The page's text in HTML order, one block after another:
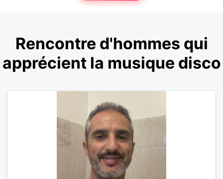
Rencontre d'hommes qui
apprécient la musique disco